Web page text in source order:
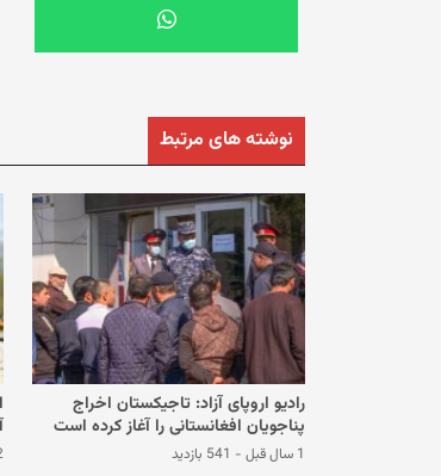
نوشته های مرتبط
رادیو اروپای آزاد: تاجیکستان اخراج
پنا‌جویان افغانستانی را آغاز کرده است
1 سال قبل - 541 بازدید 2